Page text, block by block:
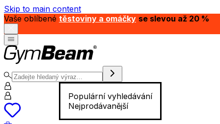
Skip to main content
Vaše oblíbené těstoviny a omáčky se slevou až 20 %
Populární vyhledávání
Nejprodávanější